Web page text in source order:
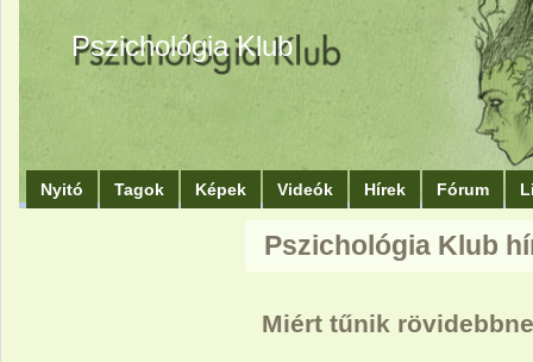
Pszichológia Klub
Nyitó Tagok Képek Videók Hírek Fórum
Pszichológia Klub
Miért tűnik